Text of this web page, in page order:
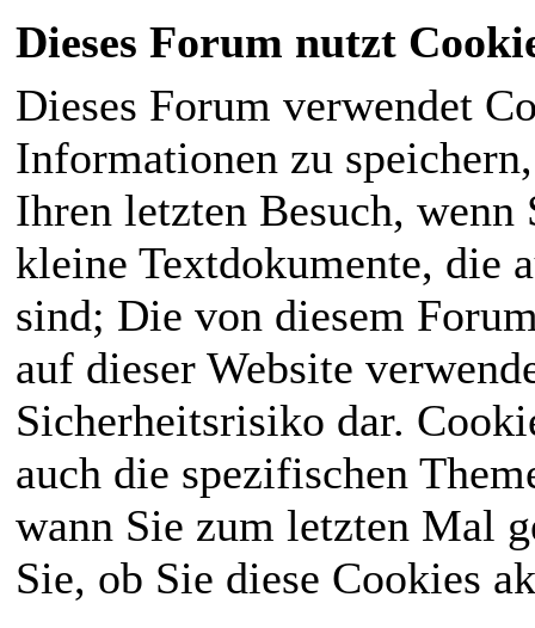
Dieses Forum nutzt
Dieses Forum verwendet
Informationen zu
Ihren letzten Besuch,
kleine Textdokumente, die
sind; Die von diesem
auf dieser Website
Sicherheitsrisiko dar.
auch die spezifischen
wann Sie zum letzten Mal
Sie, ob Sie diese Cookies